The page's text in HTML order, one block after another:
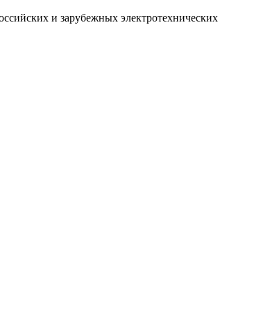
и зарубежных электротехнических